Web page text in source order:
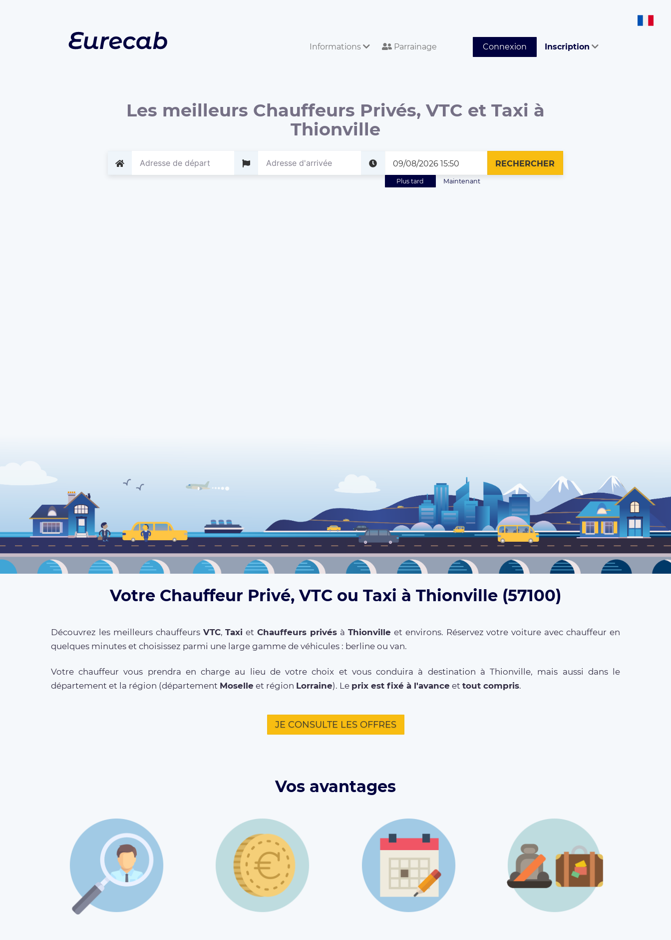
Informations Parrainage Connexion Inscription
Les meilleurs Chauffeurs Privés, VTC et Taxi à
Thionville
Maintenant
Plus tard
RECHERCHER
Votre Chauffeur Privé, VTC ou Taxi à Thionville (57100)
Découvrez les meilleurs chauffeurs VTC,Taxi etChauffeurs privés à Thionville et environs. Réservez votre voiture avec chauffeur en
quelques minutes et choisissez parmi une large gamme de véhicules : berline ou van.
Votre chauffeur vous prendra en charge au lieu de votre choix et vous conduira à destination à Thionville, mais aussi dans le
département et la région (département Moselle et région Lorraine). Le prix est fixé à l'avance et tout compris.
JE CONSULTE LES OFFRES
Vos avantages